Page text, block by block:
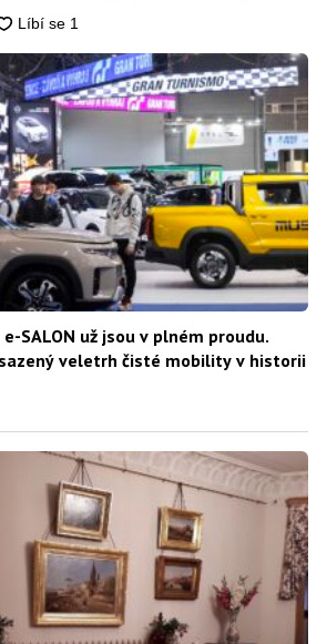
SALON už jsou v plném proudu.
veletrh čisté mobility v historii